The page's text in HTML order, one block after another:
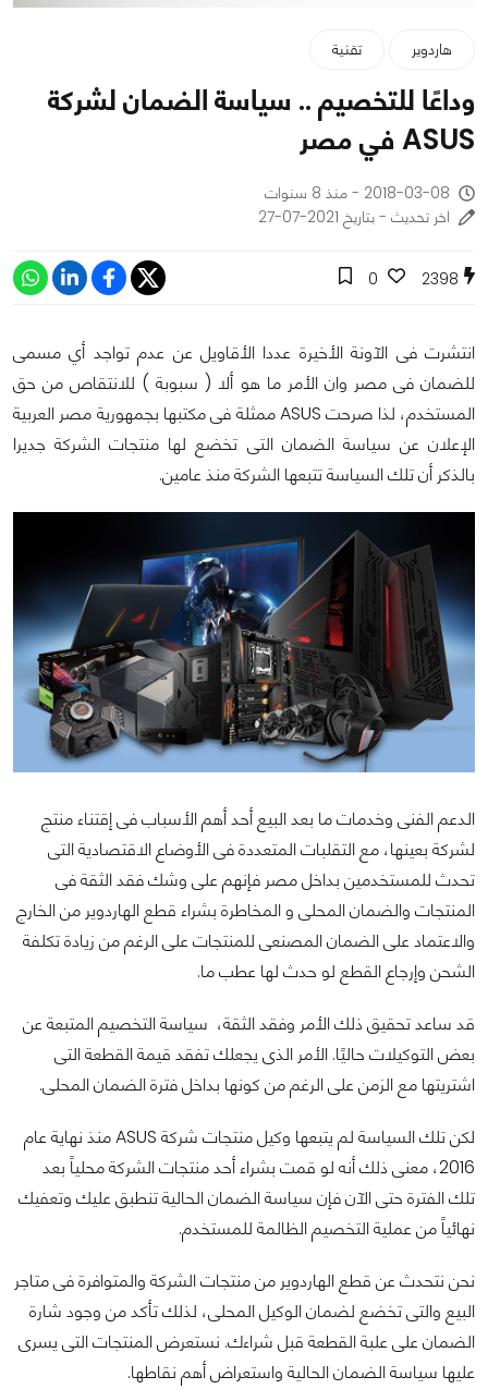
هاردوير تقنية
وداعًا للتخصيم .. سياسة الضمان لشركة
ASUS في مصر
2018-03-08 - منذ 8 سنوات
اخر تحديث - بتاريخ 2021-07-27
2398
0
انتشرت فى الآونة الأخيرة عددا الأقاويل عن عدم تواجد أي مسمى
للضمان فى مصر وان الأمر ما هو ألا ( سبوبة ) للانتقاص من حق
المستخدم، لذا صرحت ASUS ممثلة فى مكتبها بجمهورية مصر العربية
الإعلان عن سياسة الضمان التى تخضع لها منتجات الشركة جديرا
بالذكر أن تلك السياسة تتبعها الشركة منذ عامين.
الدعم الفنى وخدمات ما بعد البيع أحد أهم الأسباب فى إقتناء منتج
لشركة بعينها، مع التقلبات المتعددة فى الأوضاع الاقتصادية التى
تحدث للمستخدمين بداخل مصر فإنهم على وشك فقد الثقة فى
المنتجات والضمان المحلى و المخاطرة بشراء قطع الهاردوير من الخارج
والاعتماد على الضمان المصنعى للمنتجات على الرغم من زيادة تكلفة
الشحن وإرجاع القطع لو حدث لها عطب ما.
قد ساعد تحقيق ذلك الأمر وفقد الثقة، سياسة التخصيم المتبعة عن
بعض التوكيلات حاليًا. الأمر الذى يجعلك تفقد قيمة القطعة التى
اشتريتها مع الزمن على الرغم من كونها بداخل فترة الضمان المحلى.
لكن تلك السياسة لم يتبعها وكيل منتجات شركة ASUS منذ نهاية عام
2016، معنى ذلك أنه لو قمت بشراء أحد منتجات الشركة محلياً بعد
تلك الفترة حتى الآن فإن سياسة الضمان الحالية تنطبق عليك وتعفيك
نهائياً من عملية التخصيم الظالمة للمستخدم.
نحن نتحدث عن قطع الهاردوير من منتجات الشركة والمتوافرة فى متاجر
البيع والتى تخضع لضمان الوكيل المحلى، لذلك تأكد من وجود شارة
الضمان على علبة القطعة قبل شراءك. نستعرض المنتجات التى يسرى
عليها سياسة الضمان الحالية واستعراض أهم نقاطها.